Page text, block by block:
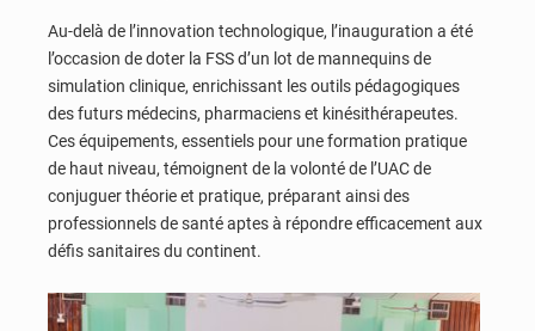
Au-delà de l’innovation technologique, l’inauguration a été
l’occasion de doter la FSS d’un lot de mannequins de
simulation clinique, enrichissant les outils pédagogiques
des futurs médecins, pharmaciens et kinésithérapeutes.
Ces équipements, essentiels pour une formation pratique
de haut niveau, témoignent de la volonté de l’UAC de
conjuguer théorie et pratique, préparant ainsi des
professionnels de santé aptes à répondre efficacement aux
défis sanitaires du continent.